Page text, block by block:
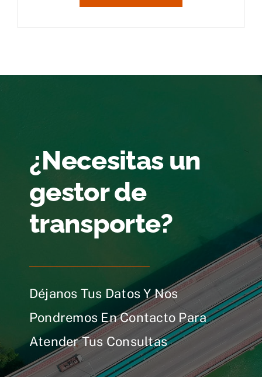
¿Necesitas un
gestor de
transporte?
Déjanos Tus Datos Y Nos
Pondremos En Contacto Para
Atender Tus Consultas